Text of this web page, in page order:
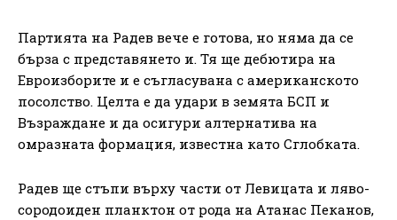
Партията на Радев вече е готова, но няма да се
бърза с представянето и. Тя ще дебютира на
Евроизборите и е съгласувана с американското
посолство. Целта е да удари в земята БСП и
Възраждане и да осигури алтернатива на
омразната формация, известна като Сглобката.
Радев ще стъпи върху части от Левицата и ляво-
сородоиден планктон от рода на Атанас Пеканов,